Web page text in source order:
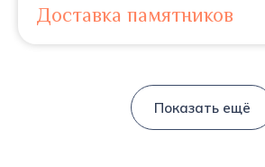
Доставка памятников
Показать ещё